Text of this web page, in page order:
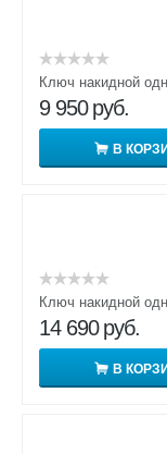
Ключ накидной
9 950 руб.
В
Ключ накидной
14 690 руб.
В